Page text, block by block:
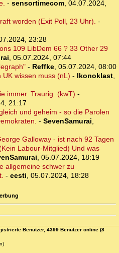
- sensortimecom, 04.07.2024,
worden (Exit Poll, 23 Uhr). -
23:28
109 LibDem 66 ? 33 Other 29
, 05.07.2024, 07:44
- Reffke, 05.07.2024, 08:00
UK wissen muss (nL) - Ikonoklast,
immer. Traurig. (kwT) -
21:17
und geheim - so die Parolen
- SevenSamurai,
Galloway - ist nach 92 Tagen
Labour-Mitglied) Und was
, 05.07.2024, 18:19
allgemeine schwer zu
- eesti, 05.07.2024, 18:28
Benutzer, 4399 Benutzer online (8